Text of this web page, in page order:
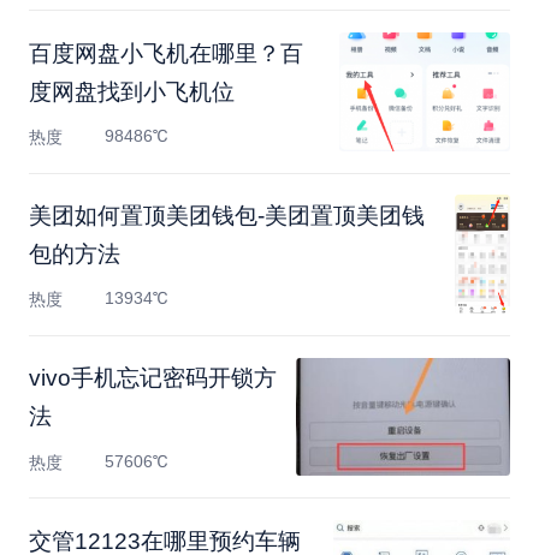
百度网盘小飞机在哪里？百
度网盘找到小飞机位
热度 98486℃
美团如何置顶美团钱包-美团置顶美团钱
包的方法
热度 13934℃
vivo手机忘记密码开锁方
法
热度 57606℃
交管12123在哪里预约车辆